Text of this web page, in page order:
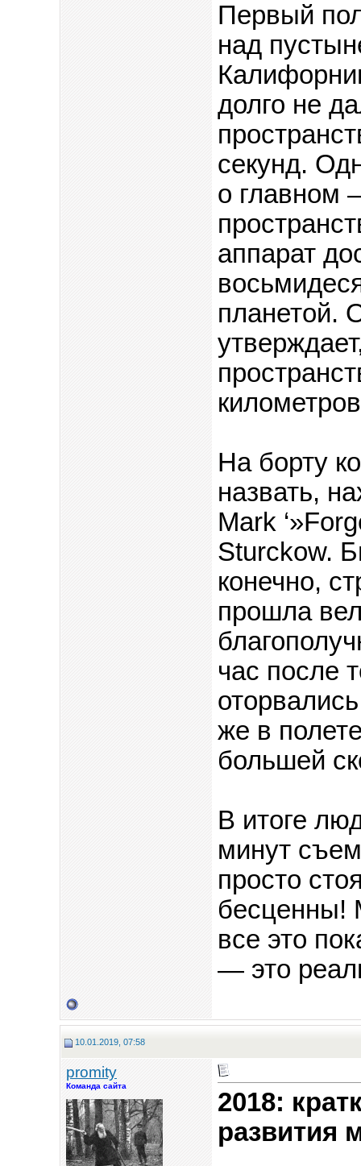
Первый
над
долго не
секунд.
о главном
аппарат
планетой.
На борту
назвать,
Mark
Sturckow.
конечно,
прошла
час после
же в
большей
В итоге
минут
просто
бесценны!
все это
— это
10.01.2019, 07:58
promity
Команда сайта
2018:
развития